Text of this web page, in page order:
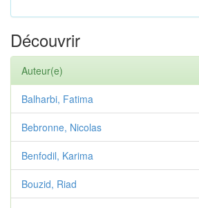
Découvrir
Auteur(e)
Balharbi, Fatima
Bebronne, Nicolas
Benfodil, Karima
Bouzid, Riad